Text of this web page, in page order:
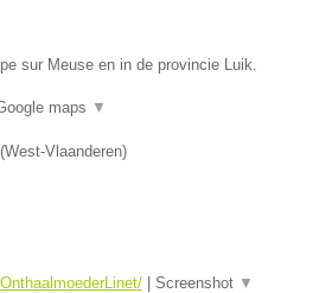
sur Meuse en in de provincie Luik.
maps ▼
West-Vlaanderen)
| Screenshot ▼